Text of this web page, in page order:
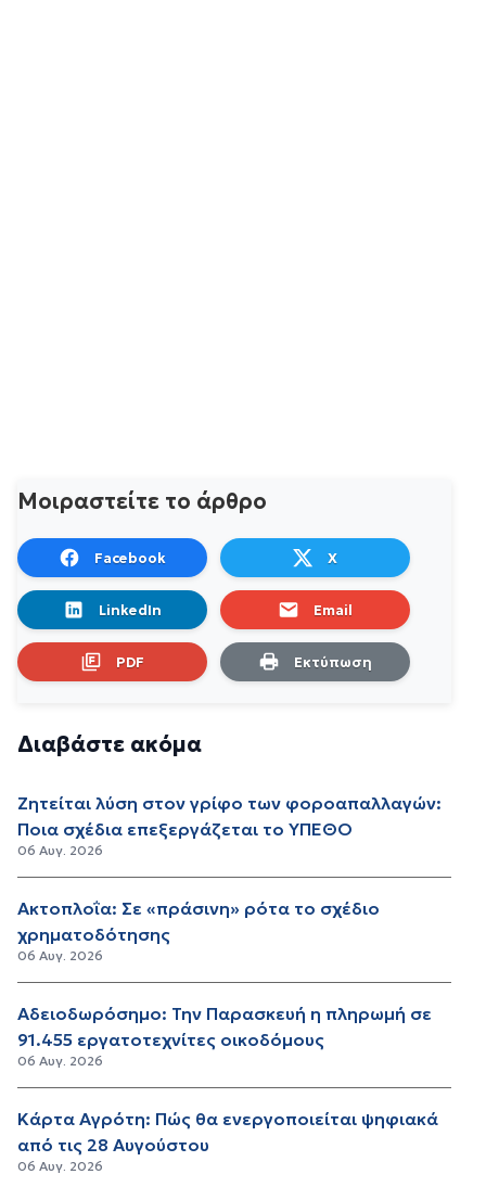
Μοιραστείτε το άρθρο
Facebook X
LinkedIn Email
PDF Εκτύπωση
Διαβάστε ακόμα
Ζητείται λύση στον γρίφο των φοροαπαλλαγών:
Ποια σχέδια επεξεργάζεται το ΥΠΕΘΟ
06 Αυγ. 2026
Aκτοπλοΐα: Σε «πράσινη» ρότα το σχέδιο
χρηματοδότησης
06 Αυγ. 2026
Αδειοδωρόσημο: Την Παρασκευή η πληρωμή σε
91.455 εργατοτεχνίτες οικοδόμους
06 Αυγ. 2026
Κάρτα Αγρότη: Πώς θα ενεργοποιείται ψηφιακά
από τις 28 Αυγούστου
06 Αυγ. 2026